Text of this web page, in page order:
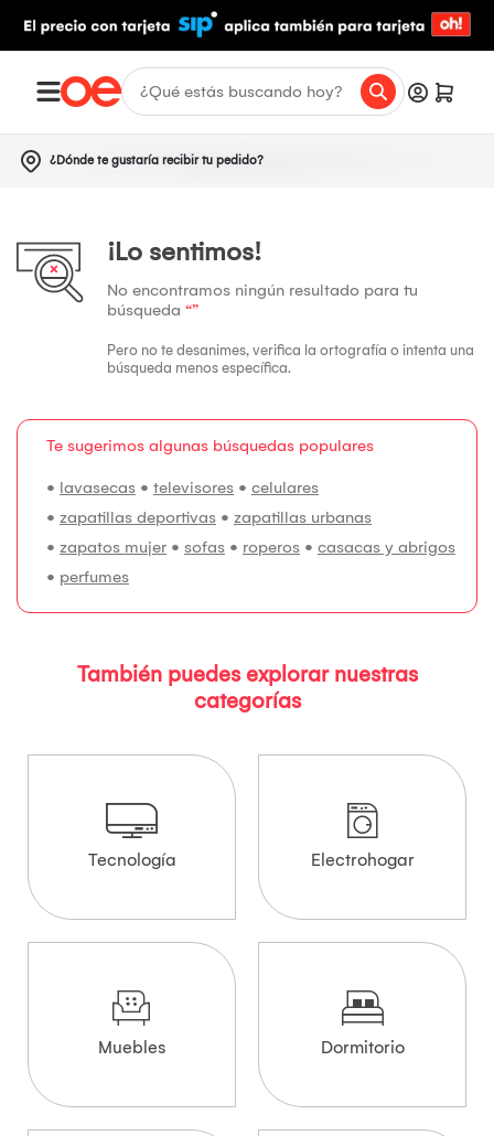
¿Dónde te gustaría recibir tu pedido?
¡Lo sentimos!
No encontramos ningún resultado para tu
búsqueda “”
Pero no te desanimes, verifica la ortografía o intenta una
búsqueda menos específica.
Te sugerimos algunas búsquedas populares
• lavasecas • televisores • celulares
• zapatillas deportivas • zapatillas urbanas
• zapatos mujer • sofas • roperos • casacas y abrigos
• perfumes
También puedes explorar nuestras
categorías
Tecnología Electrohogar
Muebles Dormitorio